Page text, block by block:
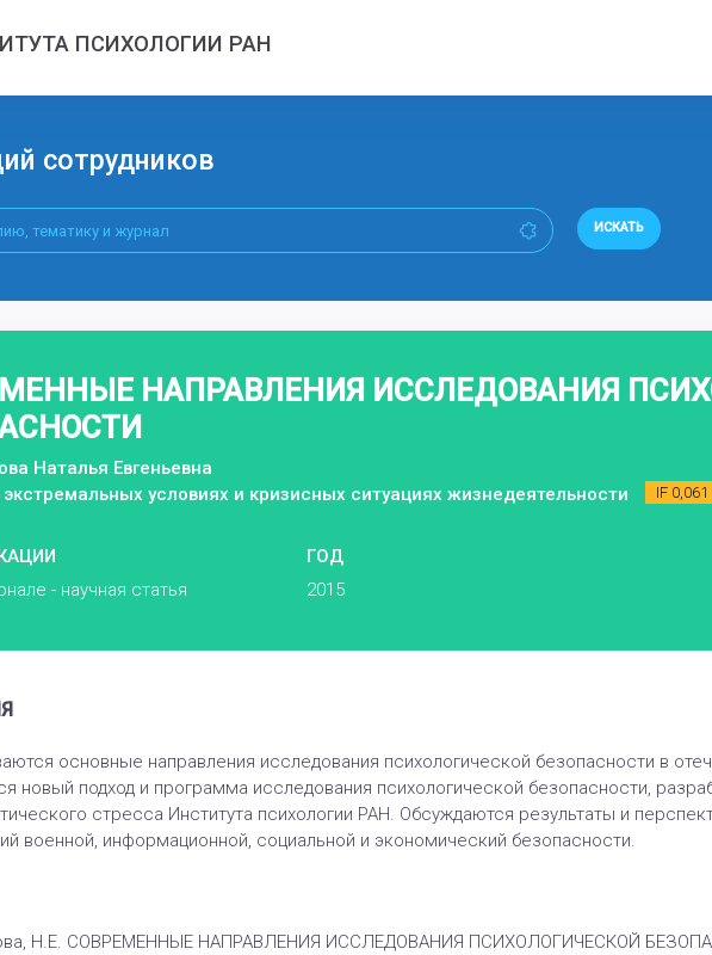
ПСИХОЛОГИИ РАН
сотрудников
ИСКАТЬ
НАПРАВЛЕНИЯ ИССЛЕДОВАНИЯ
Наталья Евгеньевна
условиях и кризисных ситуациях жизнедеятельности
IF 0,061
- научная статья
ГОД
2015
основные направления исследования психологической безопасности в
новый подход и программа исследования психологической безопасности,
стресса Института психологии РАН. Обсуждаются результаты и
военной, информационной, социальной и экономический безопасности.
Н.Е. СОВРЕМЕННЫЕ НАПРАВЛЕНИЯ ИССЛЕДОВАНИЯ ПСИХОЛОГИЧЕСКОЙ